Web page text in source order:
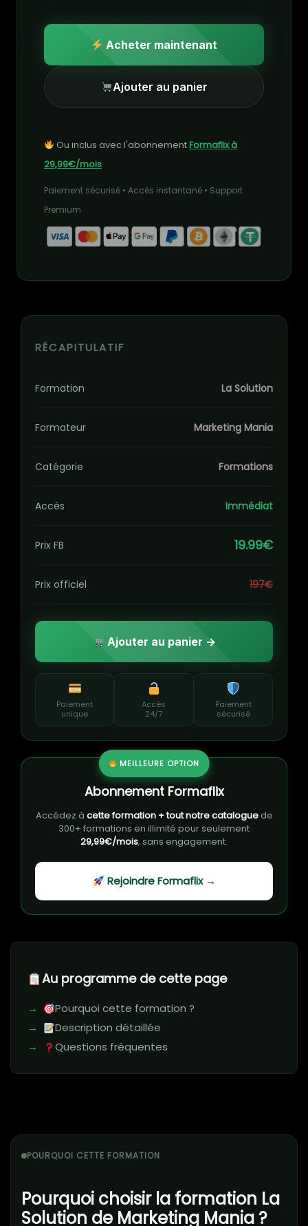
Acheter maintenant
Ajouter au panier
Ou inclus avec l'abonnementFormaflix à
29,99€/mois
Paiement sécurisé • Accès instantané • Support
Premium
Au programme de cette page
Pourquoi cette formation ?
Description détaillée
Questions fréquentes
POURQUOI CETTE FORMATION
Pourquoi choisir la formation La
Solution de Marketing Mania ?
RÉCAPITULATIF
Formation La Solution
Formateur Marketing Mania
Catégorie Formations
Accès Immédiat
Prix FB 19.99€
Prix officiel 197€
Ajouter au panier →
Paiement
unique
Accès
24/7
Paiement
sécurisé
MEILLEURE OPTION
Abonnement Formaflix
Accédez à cette formation + tout notre cataloguede
300+ formations en illimité pour seulement
29,99€/mois, sans engagement.
Rejoindre Formaflix →